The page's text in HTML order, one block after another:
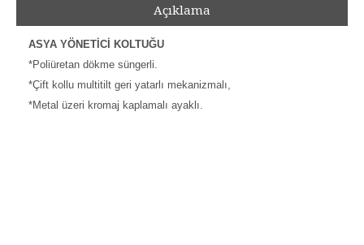
Açıklama
ASYA YÖNETİCİ KOLTUĞU
*Poliüretan dökme süngerli.
*Çift kollu multitilt geri yatarlı mekanizmalı,
*Metal üzeri kromaj kaplamalı ayaklı.